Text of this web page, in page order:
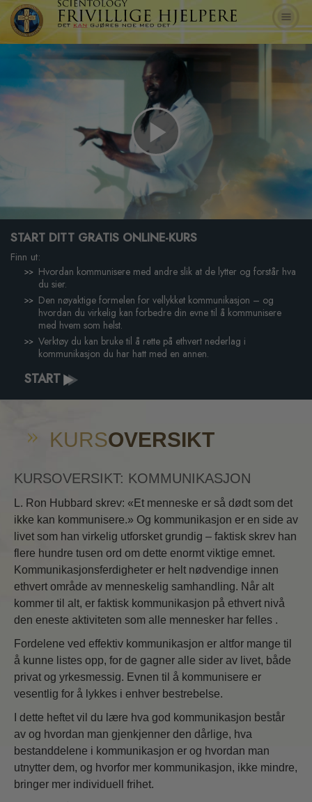
Play
Video
START DITT GRATIS ONLINE-KURS
Finn ut:
Hvordan kommunisere med andre slik at de lytter og forstår hva
du sier.
Den nøyaktige formelen for vellykket kommunikasjon – og
hvordan du virkelig kan forbedre din evne til å kommunisere
med hvem som helst.
Verktøy du kan bruke til å rette på ethvert nederlag i
kommunikasjon du har hatt med en annen.
START
KURSOVERSIKT
KURSOVERSIKT: KOMMUNIKASJON
L. Ron Hubbard skrev: «Et menneske er så dødt som det
ikke kan kommunisere.» Og kommunikasjon er en side av
livet som han virkelig utforsket grundig – faktisk skrev han
flere hundre tusen ord om dette enormt viktige emnet.
Kommunikasjonsferdigheter er helt nødvendige innen
ethvert område av menneskelig samhandling. Når alt
kommer til alt, er faktisk kommunikasjon på ethvert nivå
den eneste aktiviteten som alle mennesker har felles .
Fordelene ved effektiv kommunikasjon er altfor mange til
å kunne listes opp, for de gagner alle sider av livet, både
privat og yrkesmessig. Evnen til å kommunisere er
vesentlig for å lykkes i enhver bestrebelse.
I dette heftet vil du lære hva god kommunikasjon består
av og hvordan man gjenkjenner den dårlige, hva
bestanddelene i kommunikasjon er og hvordan man
utnytter dem, og hvorfor mer kommunikasjon, ikke mindre,
bringer mer individuell frihet.